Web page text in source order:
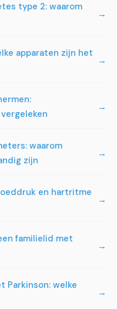
type 2: waarom
apparaten zijn het
waarom
zijn
en hartritme
familielid met
Parkinson: welke